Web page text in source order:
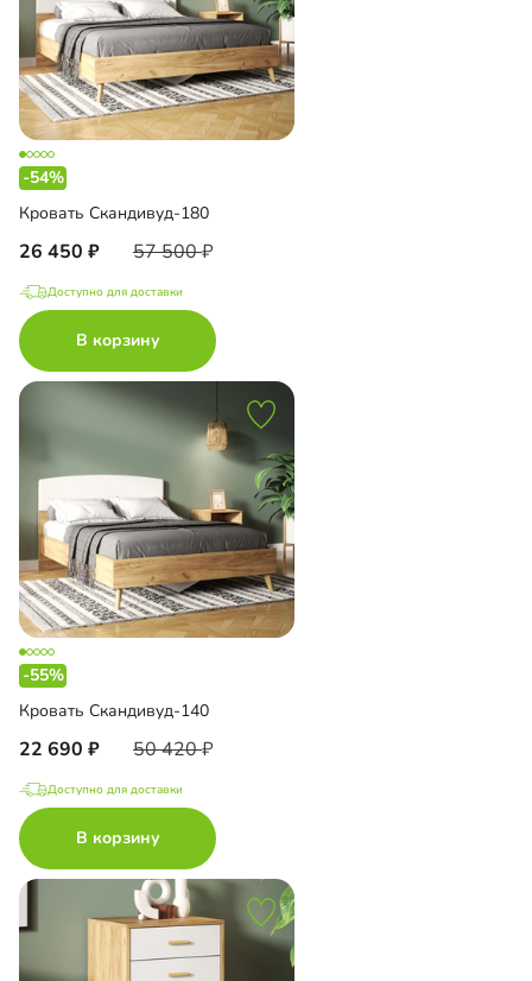
-54%
Кровать Скандивуд-180
26 450 57 500
Доступно для доставки
В корзину
-55%
Кровать Скандивуд-140
22 690 50 420
Доступно для доставки
В корзину